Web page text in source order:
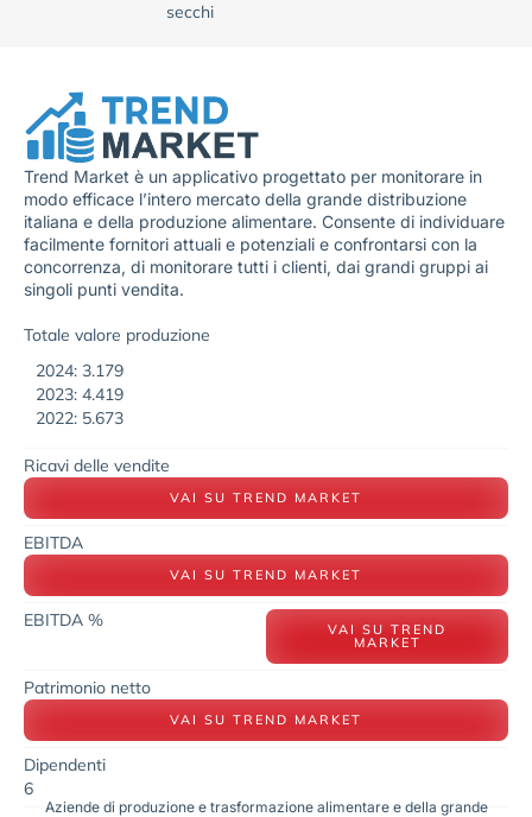
secchi
Trend Market è un applicativo progettato per monitorare in
modo efficace l’intero mercato della grande distribuzione
italiana e della produzione alimentare. Consente di individuare
facilmente fornitori attuali e potenziali e confrontarsi con la
concorrenza, di monitorare tutti i clienti, dai grandi gruppi ai
singoli punti vendita.
Totale valore produzione
2024: 3.179
2023: 4.419
2022: 5.673
Ricavi delle vendite
VAI SU TREND MARKET
EBITDA
VAI SU TREND MARKET
EBITDA % VAI SU TREND
MARKET
Patrimonio netto
VAI SU TREND MARKET
Dipendenti
6
Aziende di produzione e trasformazione alimentare e della grande